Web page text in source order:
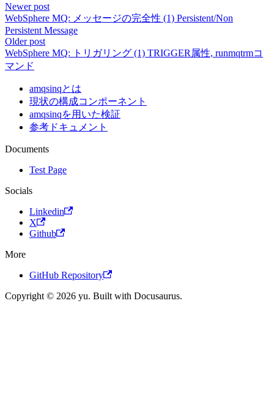
Newer post
WebSphere MQ: メッセージの完全性 (1) Persistent/Non
Persistent Message
Older post
WebSphere MQ: トリガリング (1) TRIGGER属性, runmqtrmコ
マンド
amqsinqとは
現状の構成コンポーネント
amqsinqを用いた検証
参考ドキュメント
Documents
Test Page
Socials
Linkedin
X
Github
More
GitHub Repository
Copyright © 2026 yu. Built with Docusaurus.